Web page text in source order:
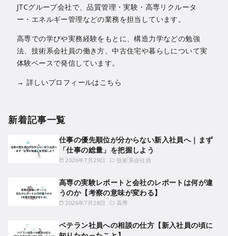
JTCグループ会社で、品質管理・実験・高専リクルータ
ー・エネルギー管理などの業務を担当しています。
高専での学びや実務経験をもとに、構造力学などの勉強
法、技術系会社員の働き方、中古住宅や暮らしについて実
体験ベースで発信しています。
→ 詳しいプロフィールはこちら
新着記事一覧
2026年7月29日 技術系会社員
仕事の優先順位が分からない新入社員へ｜まず
「仕事の総量」を把握しよう
2026年7月28日 高専
高専の実験レポートと会社のレポートは何が違
うのか【考察の意味が変わる】
ベテラン社員への相談の仕方【新入社員の頃に